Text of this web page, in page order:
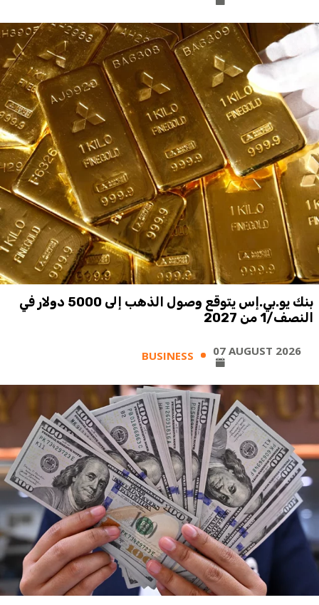
بنك يو.بي.إس يتوقع وصول الذهب إلى 5000 دولار في
النصف/1 من 2027
BUSINESS 07 AUGUST 2026